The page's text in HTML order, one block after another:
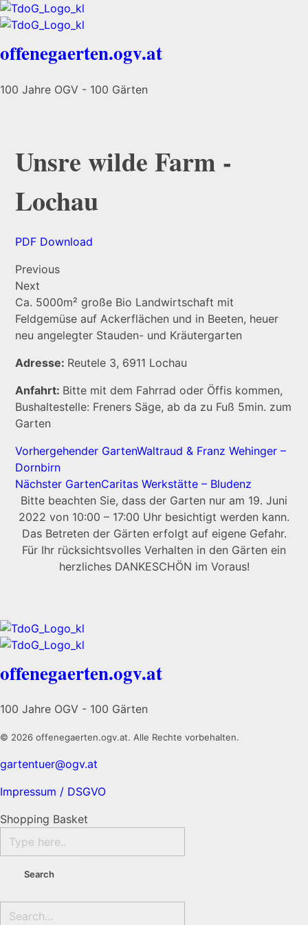
offenegaerten.ogv.at
100 Jahre OGV - 100 Gärten
Unsre wilde Farm -
Lochau
PDF Download
Previous
Next
Ca. 5000m² große Bio Landwirtschaft mit
Feldgemüse auf Ackerflächen und in Beeten, heuer
neu angelegter Stauden- und Kräutergarten
Adresse: Reutele 3, 6911 Lochau
Anfahrt: Bitte mit dem Fahrrad oder Öffis kommen,
Bushaltestelle: Freners Säge, ab da zu Fuß 5min. zum
Garten
Vorhergehender GartenWaltraud & Franz Wehinger –
Dornbirn
Nächster GartenCaritas Werkstätte – Bludenz
Bitte beachten Sie, dass der Garten nur am 19. Juni
2022 von 10:00 – 17:00 Uhr besichtigt werden kann.
Das Betreten der Gärten erfolgt auf eigene Gefahr.
Für Ihr rücksichtsvolles Verhalten in den Gärten ein
herzliches DANKESCHÖN im Voraus!
offenegaerten.ogv.at
100 Jahre OGV - 100 Gärten
© 2026 offenegaerten.ogv.at. Alle Rechte vorbehalten.
gartentuer@ogv.at
Impressum / DSGVO
Shopping Basket